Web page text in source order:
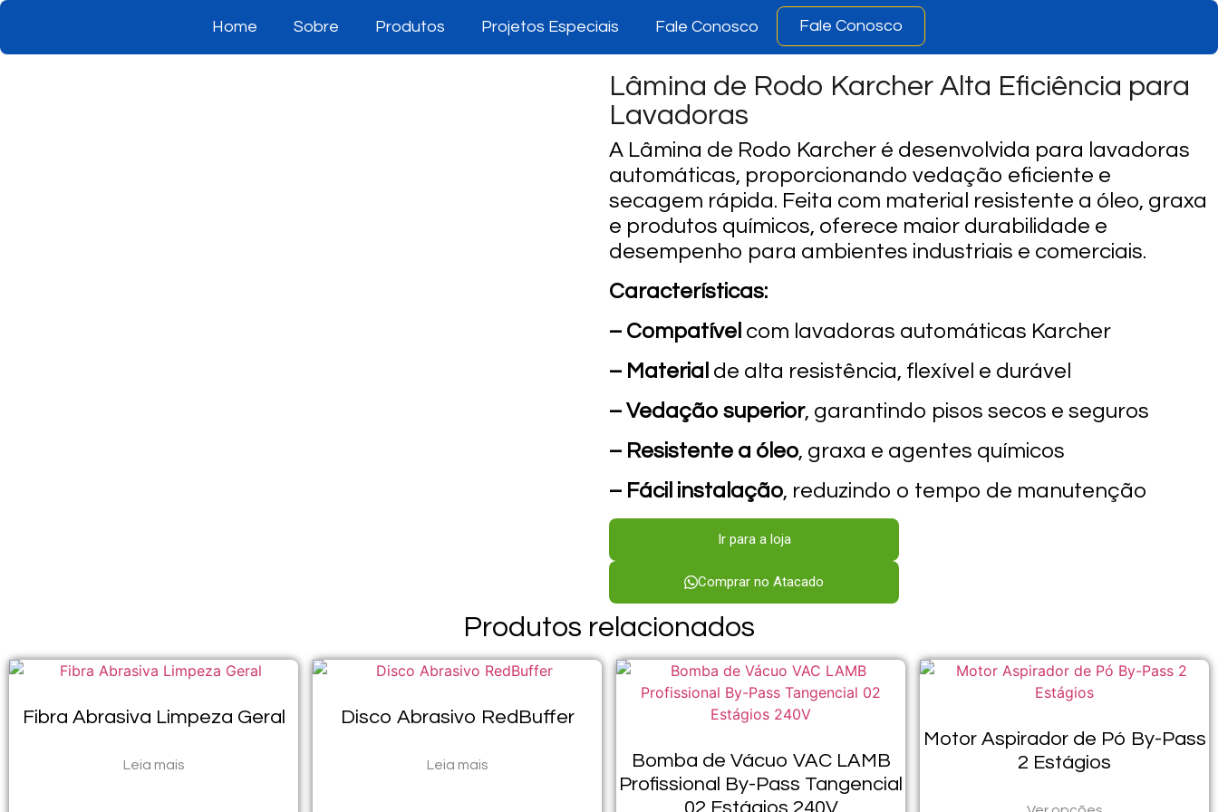
Home Sobre Produtos Projetos Especiais Fale Conosco Fale Conosco
Lâmina de Rodo Karcher Alta Eficiência para
Lavadoras
A Lâmina de Rodo Karcher é desenvolvida para lavadoras
automáticas, proporcionando vedação eficiente e
secagem rápida. Feita com material resistente a óleo, graxa
e produtos químicos, oferece maior durabilidade e
desempenho para ambientes industriais e comerciais.
Características:
– Compatível com lavadoras automáticas Karcher
– Material de alta resistência, flexível e durável
– Vedação superior, garantindo pisos secos e seguros
– Resistente a óleo, graxa e agentes químicos
– Fácil instalação, reduzindo o tempo de manutenção
Ir para a loja
Comprar no Atacado
Produtos relacionados
Fibra Abrasiva Limpeza Geral
Leia mais
Disco Abrasivo RedBuffer
Leia mais
Bomba de Vácuo VAC LAMB
Profissional By-Pass Tangencial
Motor Aspirador de Pó By-Pass
2 Estágios